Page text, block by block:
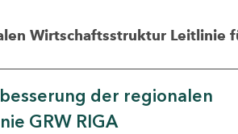
Wirtschaftsstruktur Leitlinie
der regionalen
GRW RIGA